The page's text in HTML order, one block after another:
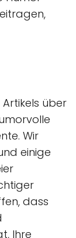
über
Wir
einige
dass
Ihre